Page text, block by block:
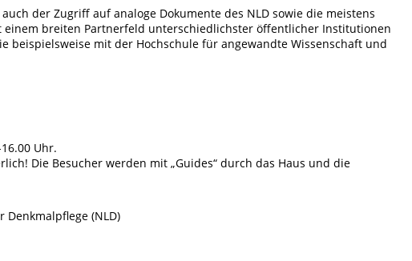
der Zugriff auf analoge Dokumente des NLD sowie die meistens
einem breiten Partnerfeld unterschiedlichster öffentlicher Institutionen
beispielsweise mit der Hochschule für angewandte Wissenschaft und
Uhr.
Die Besucher werden mit „Guides“ durch das Haus und die
Denkmalpflege (NLD)